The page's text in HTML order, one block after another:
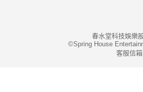
春水堂科技娛樂
©Spring House
客服信